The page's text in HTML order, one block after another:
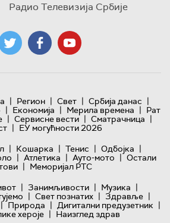
Радио Телевизија Србије
| Регион | Свет | Србија данас |
| Економија | Мерила времена | Рат
| Сервисне вести | Сматрачница |
| ЕУ могућности 2026
| Кошарка | Тенис | Одбојка |
| Атлетика | Ауто-мото | Остали
| Меморијал РТС
| Занимљивости | Музика |
| Свет познатих | Здравље |
| Природа | Дигитални предузетник |
хероје | Наизглед здрав